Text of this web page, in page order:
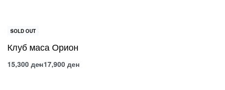
SOLD OUT
Клуб маса Орион
15,300 ден17,900ден